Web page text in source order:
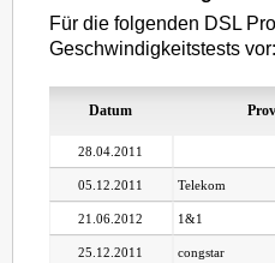
Für die folgenden DSL
Geschwindigkeitstests vor:
Datum
28.04.2011
05.12.2011 Telekom
21.06.2012 1&1
25.12.2011 congstar